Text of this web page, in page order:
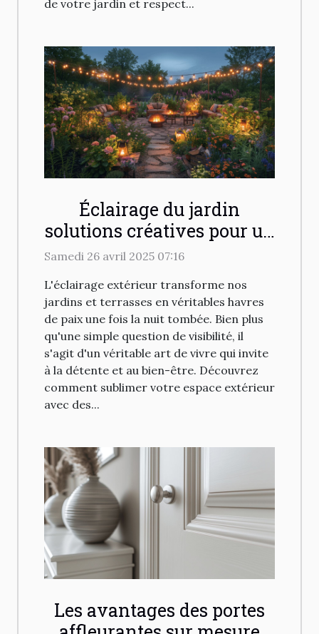
de votre jardin et respect...
Éclairage du jardin
solutions créatives pour un
extérieur charmant et
Samedi 26 avril 2025 07:16
L'éclairage extérieur transforme nos
jardins et terrasses en véritables havres
de paix une fois la nuit tombée. Bien plus
qu'une simple question de visibilité, il
s'agit d'un véritable art de vivre qui invite
à la détente et au bien-être. Découvrez
comment sublimer votre espace extérieur
avec des...
Les avantages des portes